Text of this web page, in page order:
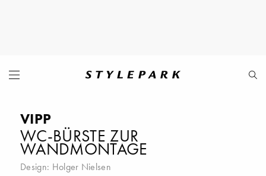
VIPP
WC-BÜRSTE ZUR
WANDMONTAGE
Design: Holger Nielsen